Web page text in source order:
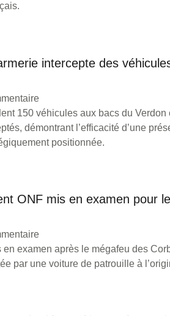
intercepte des
150 véhicules aux bacs du Verdon
démontrant l’efficacité d’une
positionnée.
ONF mis en examen pour
en examen après le mégafeu des
par une voiture de patrouille à